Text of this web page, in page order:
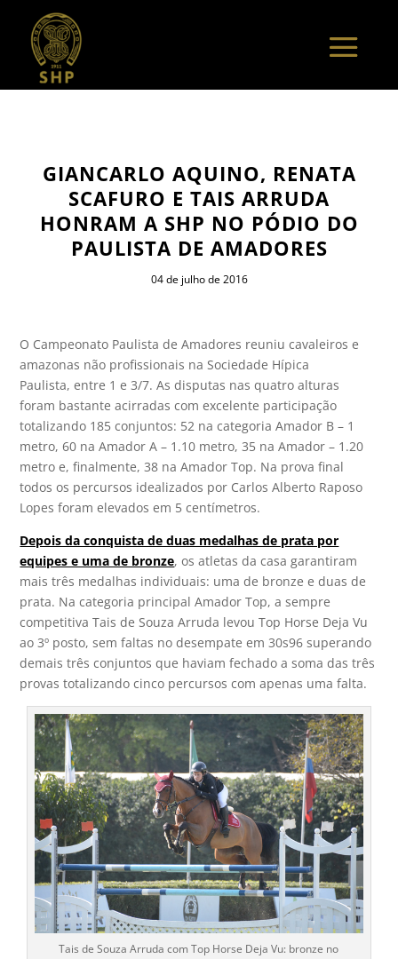
GIANCARLO AQUINO, RENATA
SCAFURO E TAIS ARRUDA
HONRAM A SHP NO PÓDIO DO
PAULISTA DE AMADORES
04 de julho de 2016
O Campeonato Paulista de Amadores reuniu cavaleiros e
amazonas não profissionais na Sociedade Hípica
Paulista, entre 1 e 3/7. As disputas nas quatro alturas
foram bastante acirradas com excelente participação
totalizando 185 conjuntos: 52 na categoria Amador B – 1
metro, 60 na Amador A – 1.10 metro, 35 na Amador – 1.20
metro e, finalmente, 38 na Amador Top. Na prova final
todos os percursos idealizados por Carlos Alberto Raposo
Lopes foram elevados em 5 centímetros.
Depois da conquista de duas medalhas de prata por
equipes e uma de bronze, os atletas da casa garantiram
mais três medalhas individuais: uma de bronze e duas de
prata. Na categoria principal Amador Top, a sempre
competitiva Tais de Souza Arruda levou Top Horse Deja Vu
ao 3º posto, sem faltas no desempate em 30s96 superando
demais três conjuntos que haviam fechado a soma das três
provas totalizando cinco percursos com apenas uma falta.
Tais de Souza Arruda com Top Horse Deja Vu: bronze no